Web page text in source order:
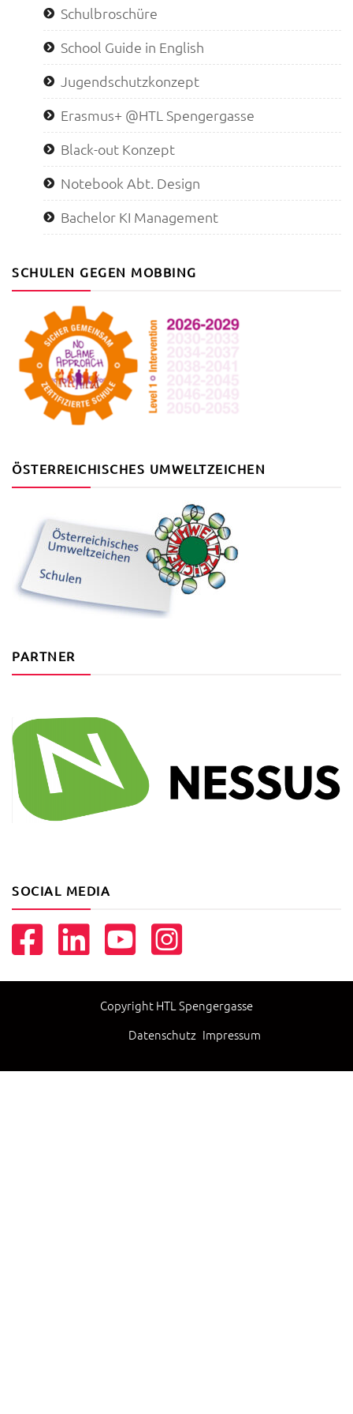
Schulbroschüre
School Guide in English
Jugendschutzkonzept
Erasmus+ @HTL Spengergasse
Black-out Konzept
Notebook Abt. Design
Bachelor KI Management
SCHULEN GEGEN MOBBING
ÖSTERREICHISCHES UMWELTZEICHEN
PARTNER
SOCIAL MEDIA
Copyright HTL Spengergasse
Datenschutz Impressum